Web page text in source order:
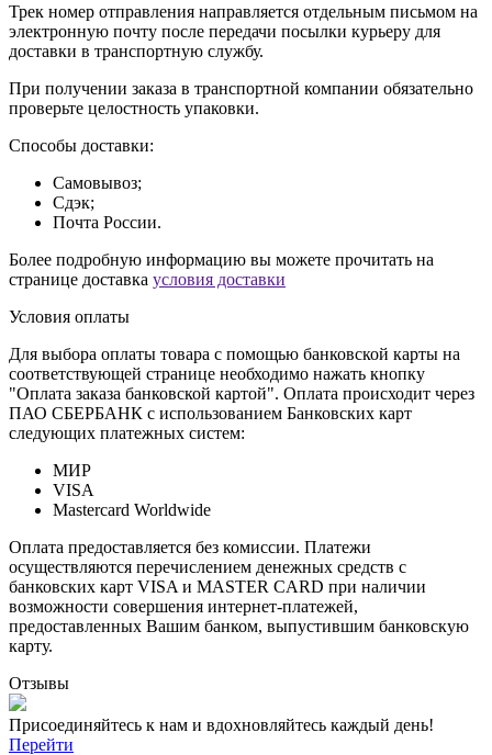
Трек номер отправления направляется отдельным письмом на
электронную почту после передачи посылки курьеру для
доставки в транспортную службу.
При получении заказа в транспортной компании обязательно
проверьте целостность упаковки.
Способы доставки:
Самовывоз;
Сдэк;
Почта России.
Более подробную информацию вы можете прочитать на
странице доставка условия доставки
Условия оплаты
Для выбора оплаты товара с помощью банковской карты на
соответствующей странице необходимо нажать кнопку
"Оплата заказа банковской картой". Оплата происходит через
ПАО СБЕРБАНК с использованием Банковских карт
следующих платежных систем:
МИР
VISA
Mastercard Worldwide
Оплата предоставляется без комиссии. Платежи
осуществляются перечислением денежных средств с
банковских карт VISA и MASTER CARD при наличии
возможности совершения интернет-платежей,
предоставленных Вашим банком, выпустившим банковскую
карту.
Отзывы
Присоединяйтесь к нам и вдохновляйтесь каждый день!
Перейти